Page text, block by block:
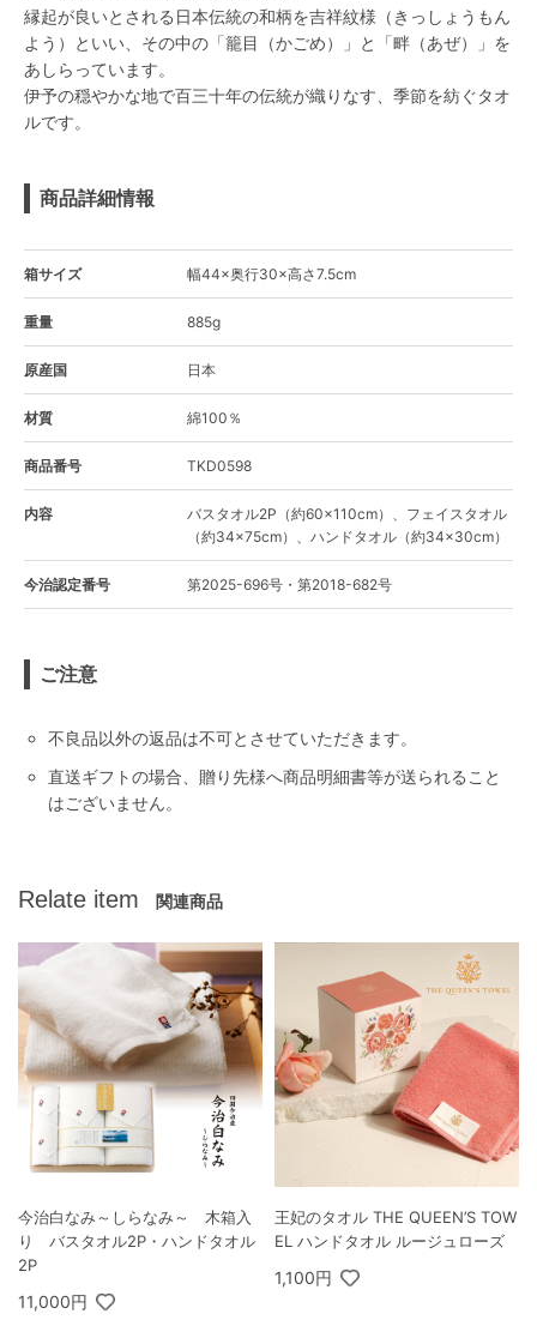
縁起が良いとされる日本伝統の和柄を吉祥紋様（きっしょうもん
よう）といい、その中の「籠目（かごめ）」と「畔（あぜ）」を
あしらっています。
伊予の穏やかな地で百三十年の伝統が織りなす、季節を紡ぐタオ
ルです。
商品詳細情報
箱サイズ 幅44×奥行30×高さ7.5cm
重量 885g
原産国 日本
材質 綿100％
商品番号 TKD0598
内容
バスタオル2P（約60×110cm）、フェイスタオル
（約34×75cm）、ハンドタオル（約34×30cm）
今治認定番号 第2025-696号・第2018-682号
ご注意
不良品以外の返品は不可とさせていただきます。
直送ギフトの場合、贈り先様へ商品明細書等が送られること
はございません。
Relate item 関連商品
今治白なみ～しらなみ～ 木箱入
り バスタオル2P・ハンドタオル
2P
11,000円
王妃のタオル THE QUEEN’S TOW
EL ハンドタオル ルージュローズ
1,100円